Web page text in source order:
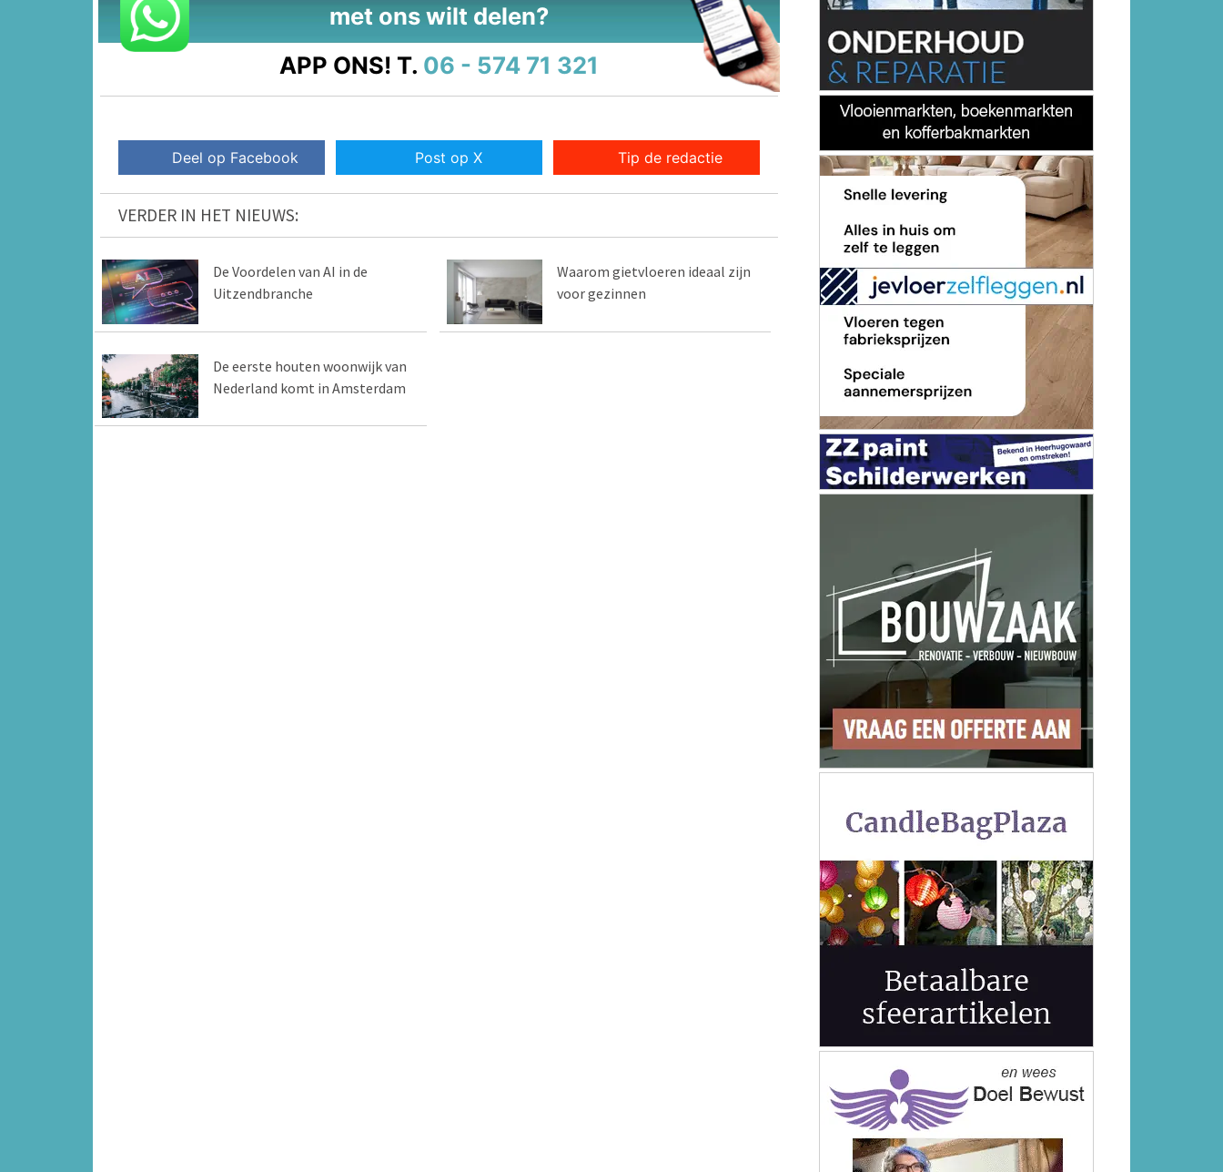
met ons wilt delen?
APP ONS! T. 06 - 574 71 321
Deel op Facebook Post op X Tip de redactie
VERDER IN HET NIEUWS:
De Voordelen van AI in de
Uitzendbranche
Waarom gietvloeren ideaal zijn
voor gezinnen
De eerste houten woonwijk van
Nederland komt in Amsterdam